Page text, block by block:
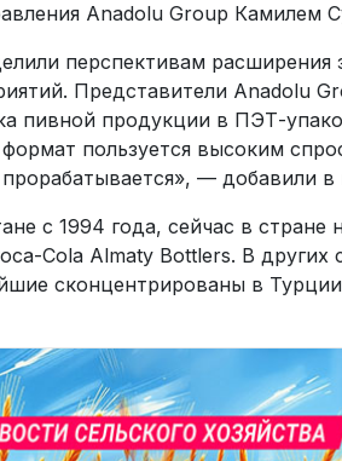
Anadolu Group Камилем
перспективам расширения
Представители Anadolu
пивной продукции в ПЭТ-
пользуется высоким
— добавили в
с 1994 года, сейчас в стране
Cola Almaty Bottlers. В других
сконцентрированы в